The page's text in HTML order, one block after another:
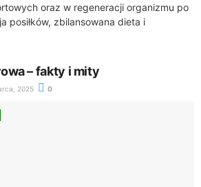
oraz w regeneracji organizmu po
posiłków, zbilansowana dieta i
– fakty i mity
2025 0